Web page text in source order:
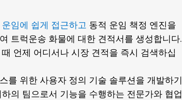
임에 쉽게 접근하고 동적 운임 책정 엔진을
트럭운송 화물에 대한 견적서를 생성합니다.
언제 어디서나 시장 견적을 즉시 검색하십
를 위한 사용자 정의 기술 솔루션을 개발하기
의 팀으로서 기능을 수행하는 전문가와 협업